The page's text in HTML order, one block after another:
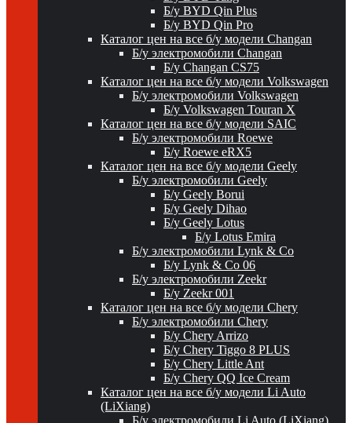
Б/у BYD Qin Plus
Б/у BYD Qin Pro
Каталог цен на все б/у модели Changan
Б/у электромобили Changan
Б/у Changan CS75
Каталог цен на все б/у модели Volkswagen
Б/у электромобили Volkswagen
Б/у Volkswagen Touran X
Каталог цен на все б/у модели SAIC
Б/у электромобили Roewe
Б/у Roewe eRX5
Каталог цен на все б/у модели Geely
Б/у электромобили Geely
Б/у Geely Borui
Б/у Geely Dihao
Б/у Geely Lotus
Б/у Lotus Emira
Б/у электромобили Lynk & Co
Б/у Lynk & Co 06
Б/у электромобили Zeekr
Б/у Zeekr 001
Каталог цен на все б/у модели Chery
Б/у электромобили Chery
Б/у Chery Arrizo
Б/у Chery Tiggo 8 PLUS
Б/у Chery Little Ant
Б/у Chery QQ Ice Cream
Каталог цен на все б/у модели Li Auto
(LiXiang)
Б/у электромобили Li Auto (LiXiang)